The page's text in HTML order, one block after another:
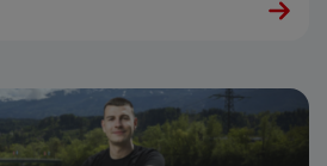
sehr, sehr, sehr spannend.“